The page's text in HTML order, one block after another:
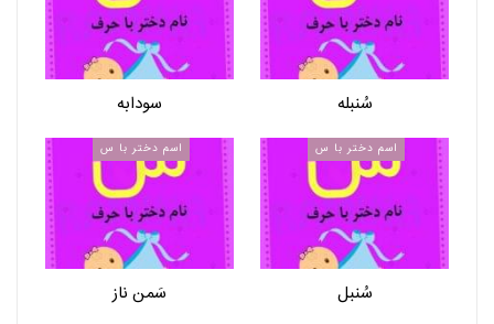
سُنبله سودابه
اسم دختر با س
سُنبل
اسم دختر با س
سَمن ناز